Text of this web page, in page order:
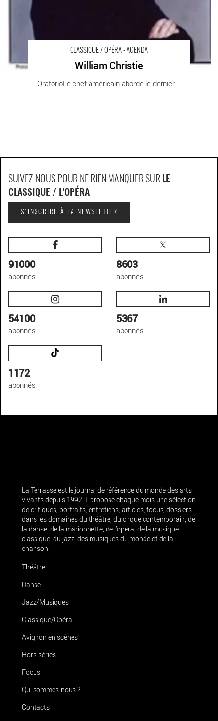
CLASSIQUE / OPÉRA - AGENDA
William Christie
OratorioLe chef américain aborde le dernier [...]
SUIVEZ-NOUS POUR NE RIEN MANQUER SUR LE
CLASSIQUE / L'OPÉRA
S'INSCRIRE À LA NEWSLETTER
91000
abonnés
8603
abonnés
54100
abonnés
5367
abonnés
1172
abonnés
La Terrasse est le journal de référence du monde des arts
vivants depuis 1992. Il propose chaque mois une sélection
de critiques, portraits, entretiens, articles, focus, dossiers
dans les domaines du théâtre, du cirque contemporain, de
la danse, de la marionnette, de l’opéra, de la musique
classique, du jazz, des musiques du monde et de la
chanson.
Théâtre
Danse
Jazz/Musiques
Classique/Opéra
Avignon en scènes
Hors-séries
Focus
Qui sommes-nous ?
Contacts